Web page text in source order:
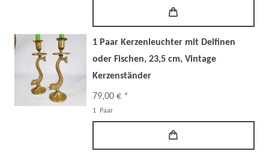
1 Paar Kerzenleuchter mit Delfinen
oder Fischen, 23,5 cm, Vintage
Kerzenständer
79,00 € *
1 Paar